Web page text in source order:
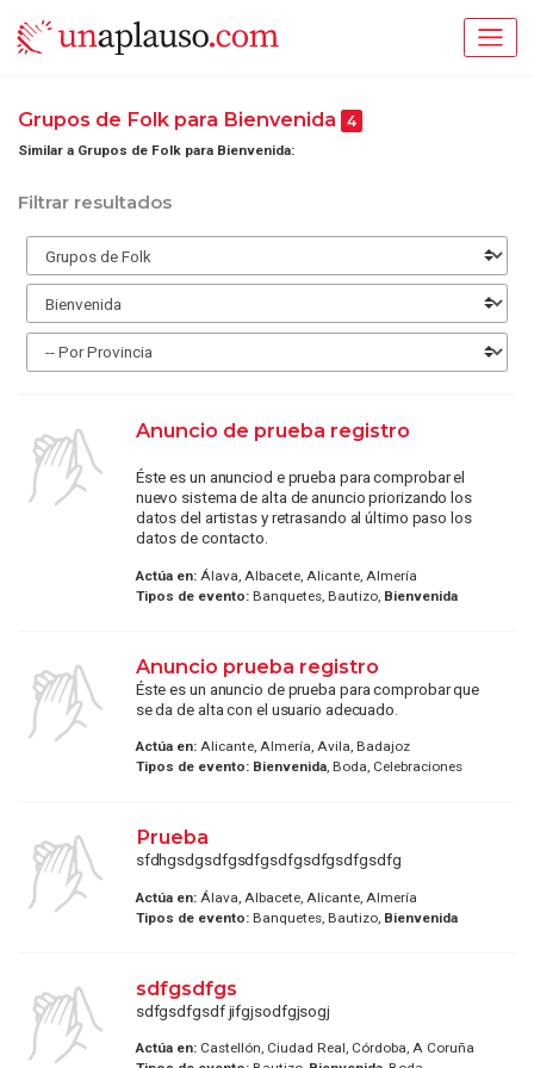
Grupos de Folk para Bienvenida 4
Similar a Grupos de Folk para Bienvenida:
Filtrar resultados
Anuncio de prueba registro
Éste es un anunciod e prueba para comprobar el
nuevo sistema de alta de anuncio priorizando los
datos del artistas y retrasando al último paso los
datos de contacto.
Actúa en:Álava, Albacete, Alicante, Almería
Tipos de evento:Banquetes, Bautizo, Bienvenida
Anuncio prueba registro
Éste es un anuncio de prueba para comprobar que
se da de alta con el usuario adecuado.
Actúa en:Alicante, Almería, Avila, Badajoz
Tipos de evento: Bienvenida, Boda, Celebraciones
Prueba
sfdhgsdgsdfgsdfgsdfgsdfgsdfgsdfg
Actúa en:Álava, Albacete, Alicante, Almería
Tipos de evento:Banquetes, Bautizo, Bienvenida
sdfgsdfgs
sdfgsdfgsdf jifgjsodfgjsogj
Actúa en:Castellón, Ciudad Real, Córdoba, A Coruña